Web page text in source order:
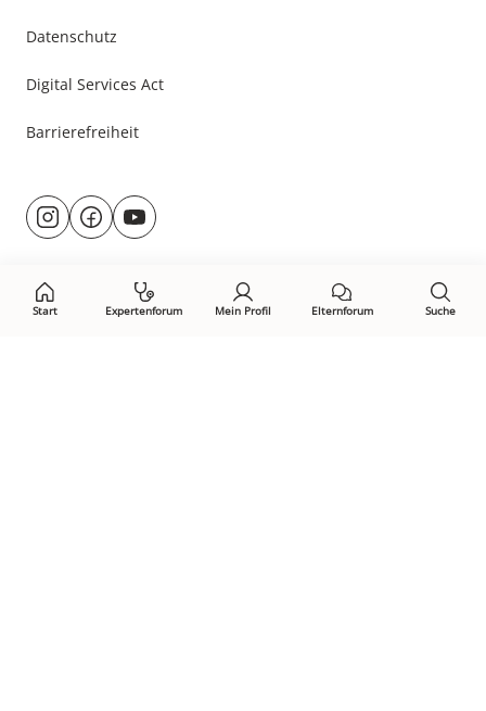
Start Expertenforum Mein Profil Elternforum Suche
Datenschutz
Digital Services Act
Barrierefreiheit
Besuche
uns@rund.ums.baby
facebook.com/rundumsbaby.de
youtube.com/@rundumsbaby_